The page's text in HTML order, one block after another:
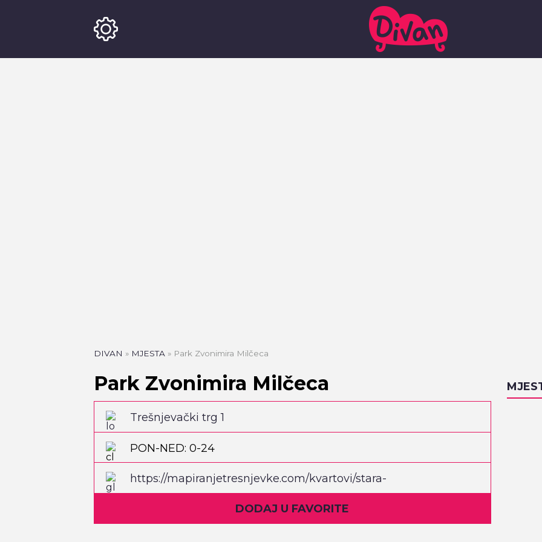
DIVAN » MJESTA » Park Zvonimira Milčeca
Park Zvonimira Milčeca
Trešnjevački trg 1
PON-NED: 0-24
https://mapiranjetresnjevke.com/kvartovi/stara-
tresnjevka/milcecov-park/
DODAJ U FAVORITE